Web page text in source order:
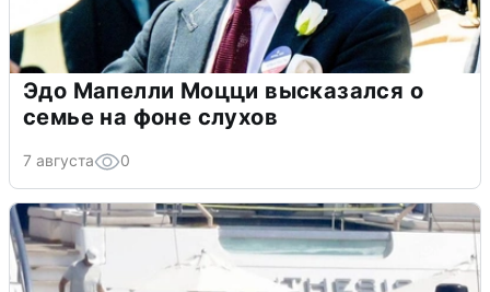
Эдо Мапелли Моцци высказался о
семье на фоне слухов
7 августа 0